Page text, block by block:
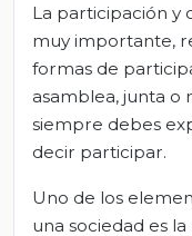
La participación y
muy importante,
formas de
asamblea, junta o
siempre debes
decir participar.
Uno de los
una sociedad es